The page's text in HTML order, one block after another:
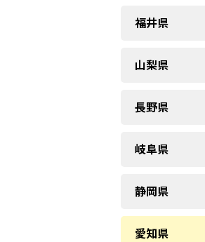
福井県
山梨県
長野県
岐阜県
静岡県
愛知県